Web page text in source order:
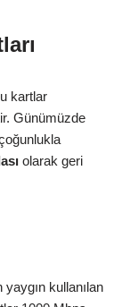
kartlar
Günümüzde
olarak geri
kullanılan